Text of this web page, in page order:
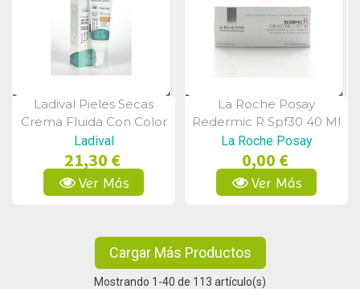
Vista Rápida
Ladival Pieles Secas
Crema Fluida Con Color
Fps50+ 50ml
Ladival
21,30 €
Ver Más
Vista Rápida
La Roche Posay
Redermic R Spf30 40 Ml
La Roche Posay
0,00 €
Ver Más
Cargar Más Productos
Mostrando 1 -40 de 113 artículo(s)